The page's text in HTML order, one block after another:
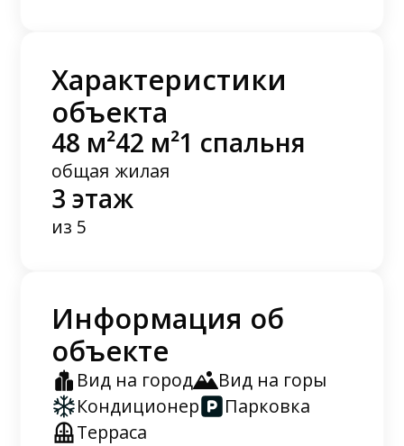
Характеристики
объекта
48 м²
общая
42 м²
жилая
1 спальня
3 этаж
из 5
Информация об
объекте
Вид на город
Вид на горы
Кондиционер
Парковка
Терраса